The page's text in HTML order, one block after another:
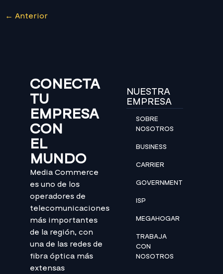
← Anterior
CONECTA
TU
EMPRESA
CON
EL
MUNDO
Media Commerce
es uno de los
operadores de
telecomunicaciones
más importantes
de la región, con
una de las redes de
fibra óptica más
extensas
NUESTRA
EMPRESA
SOBRE
NOSOTROS
BUSINESS
CARRIER
GOVERNMENT
ISP
MEGAHOGAR
TRABAJA
CON
NOSOTROS